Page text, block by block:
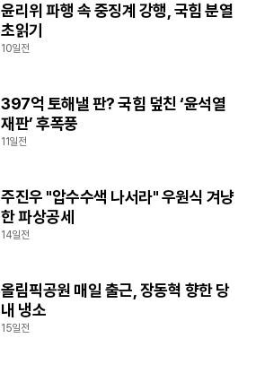
윤리위 파행 속 중징계 강행, 국힘 분열
초읽기
10일전
397억 토해낼 판? 국힘 덮친 ‘윤석열
재판’ 후폭풍
11일전
주진우 "압수수색 나서라" 우원식 겨냥
한 파상공세
14일전
올림픽공원 매일 출근, 장동혁 향한 당
내 냉소
15일전